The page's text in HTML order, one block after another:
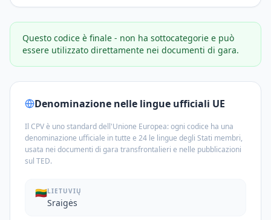
Questo codice è finale - non ha sottocategorie e può
essere utilizzato direttamente nei documenti di gara.
Denominazione nelle lingue ufficiali UE
Il CPV è uno standard dell'Unione Europea: ogni codice ha una
denominazione ufficiale in tutte e 24 le lingue degli Stati membri,
usata nei documenti di gara transfrontalieri e nelle pubblicazioni
sul TED.
🇱🇹LIETUVIŲ
Sraigės